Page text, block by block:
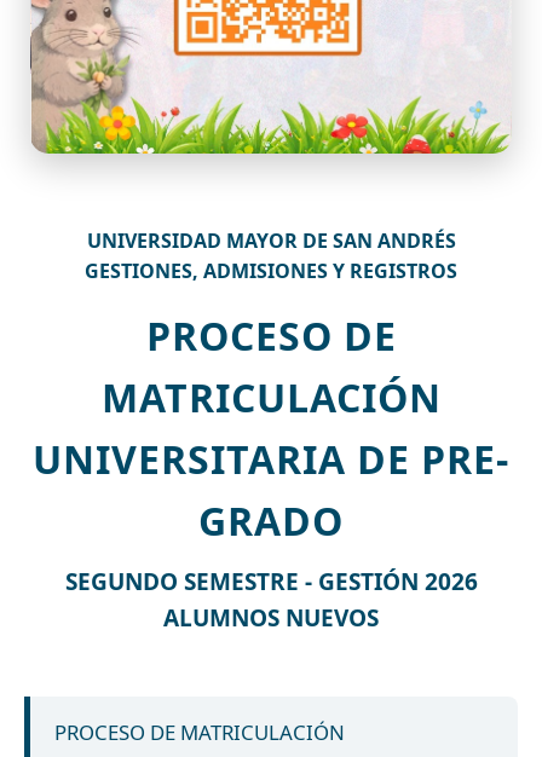
UNIVERSIDAD MAYOR DE SAN ANDRÉS
GESTIONES, ADMISIONES Y REGISTROS
PROCESO DE
MATRICULACIÓN
UNIVERSITARIA DE PRE-
GRADO
SEGUNDO SEMESTRE - GESTIÓN 2026
ALUMNOS NUEVOS
PROCESO DE MATRICULACIÓN